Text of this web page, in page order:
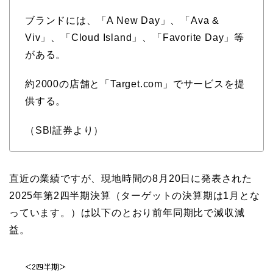
ブランドには、「A New Day」、「Ava &
Viv」、「Cloud Island」、「Favorite Day」等
がある。
約2000の店舗と「Target.com」でサービスを提
供する。
（SBI証券より）
直近の業績ですが、現地時間の8月20日に発表された
2025年第2四半期決算（ターゲットの決算期は1月とな
っています。）は以下のとおり前年同期比で減収減
益。